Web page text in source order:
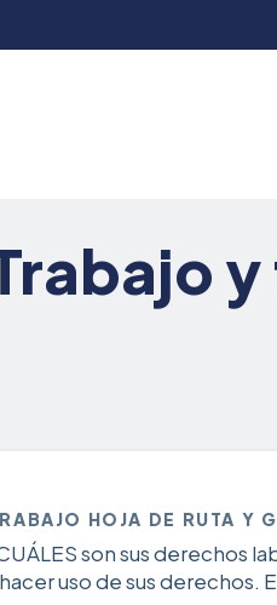
HOJA DE RUTA Y
son sus derechos
uso de sus derechos.